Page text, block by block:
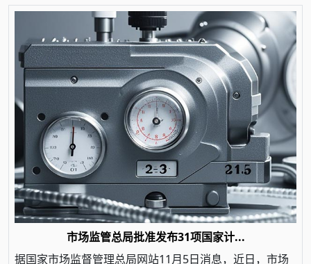
市场监管总局批准发布31项国家计...
据国家市场监督管理总局网站11月5日消息，近日，市场